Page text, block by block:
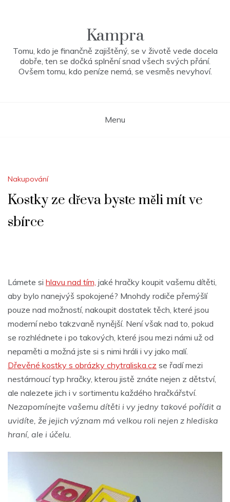
Kampra
Tomu, kdo je finančně zajištěný, se v životě vede docela
dobře, ten se dočká splnění snad všech svých přání.
Ovšem tomu, kdo peníze nemá, se vesměs nevyhoví.
Menu
Nakupování
Kostky ze dřeva byste měli mít ve
sbírce
Lámete si hlavu nad tím, jaké hračky koupit vašemu dítěti,
aby bylo nanejvýš spokojené? Mnohdy rodiče přemýšlí
pouze nad možností, nakoupit dostatek těch, které jsou
moderní nebo takzvaně nynější. Není však nad to, pokud
se rozhlédnete i po takových, které jsou mezi námi už od
nepaměti a možná jste si s nimi hráli i vy jako malí.
Dřevěné kostky s obrázky chytraliska.cz se řadí mezi
nestárnoucí typ hračky, kterou jistě znáte nejen z dětství,
ale nalezete jich i v sortimentu každého hračkářství.
Nezapomínejte vašemu dítěti i vy jedny takové pořídit a
uvidíte, že jejich význam má velkou roli nejen z hlediska
hraní, ale i účelu.